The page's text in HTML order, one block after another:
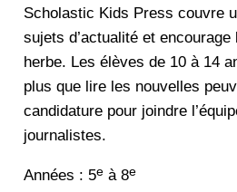
Scholastic Kids Press couvre
sujets d’actualité et
herbe. Les élèves de 10 à 14
plus que lire les nouvelles
candidature pour joindre
journalistes.
Années : 5e à 8e